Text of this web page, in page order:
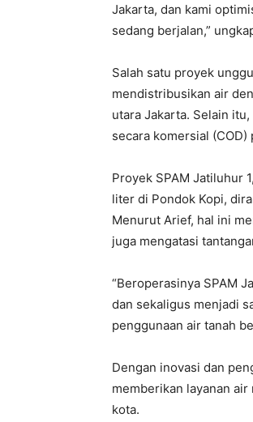
Jakarta, dan kami
sedang berjalan,”
Salah satu proyek
mendistribusikan air
utara Jakarta. Selain
secara komersial (COD)
Proyek SPAM Jatiluhur
liter di Pondok Kopi,
Menurut Arief, hal ini
juga mengatasi
“Beroperasinya SPAM
dan sekaligus menjadi
penggunaan air tanah
Dengan inovasi dan
memberikan layanan
kota.